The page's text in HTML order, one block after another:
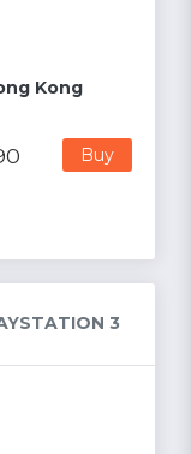
Kong
Buy
3